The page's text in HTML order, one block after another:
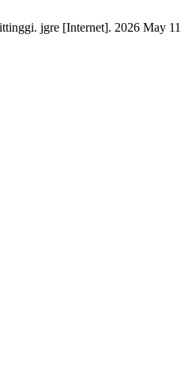
jgre [Internet]. 2026 May 11